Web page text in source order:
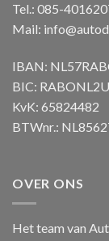
Tel.: 085-
Mail:
IBAN:
BIC: RABONL2U
KvK: 65824482
BTWnr.:
OVER ONS
Het team van